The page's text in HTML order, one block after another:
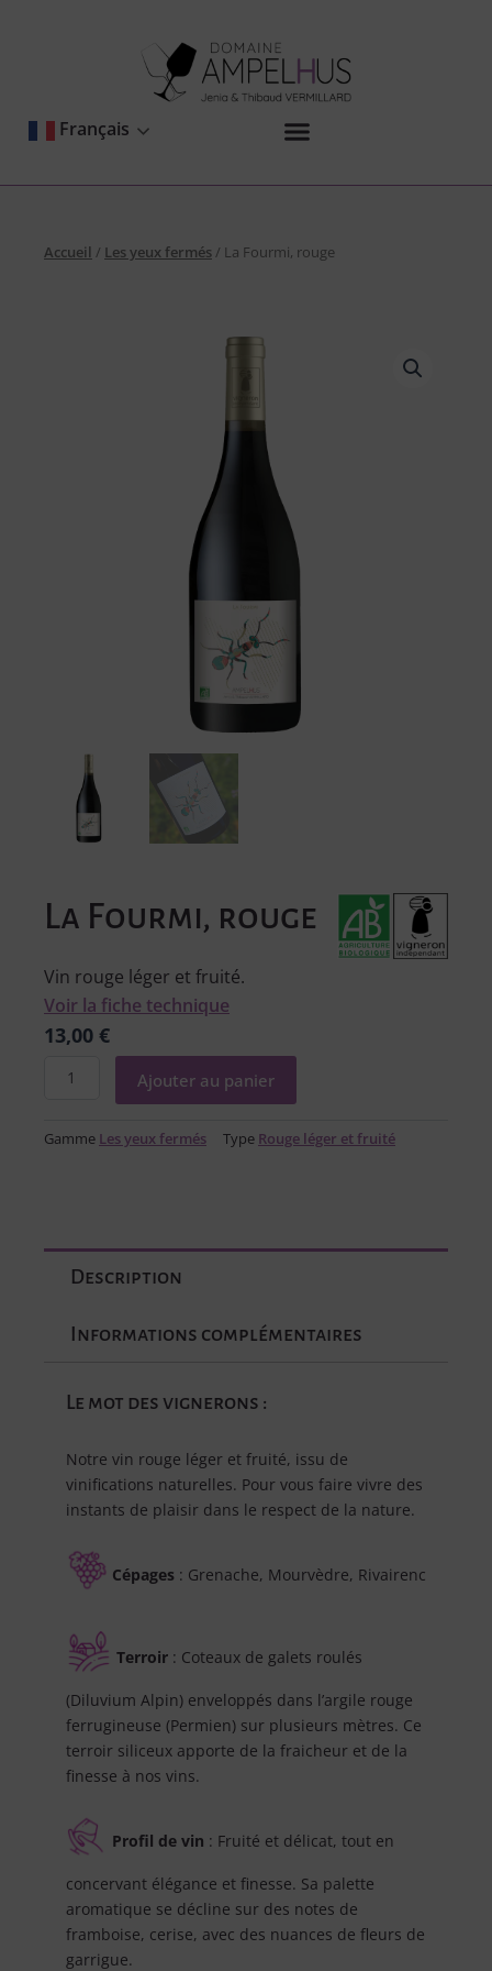
Français
Accueil / Les yeux fermés/ La Fourmi, rouge
La Fourmi, rouge
Vin rouge léger et fruité.
Voir la fiche technique
13,00 €
Fourmi,
Ajouter au panier
Gamme Les yeux fermés Type Rouge léger et fruité
Description
Informations complémentaires
Le mot des vignerons :
Notre vin rouge léger et fruité, issu de
vinifications naturelles. Pour vous faire vivre des
instants de plaisir dans le respect de la nature.
Cépages : Grenache, Mourvèdre, Rivairenc
Terroir : Coteaux de galets roulés
(Diluvium Alpin) enveloppés dans l’argile rouge
ferrugineuse (Permien) sur plusieurs mètres. Ce
terroir siliceux apporte de la fraicheur et de la
finesse à nos vins.
Profil de vin : Fruité et délicat, tout en
concervant élégance et finesse. Sa palette
aromatique se décline sur des notes de
framboise, cerise, avec des nuances de fleurs de
garrigue.